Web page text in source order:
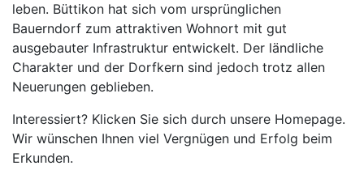
leben. Büttikon hat sich vom ursprünglichen
Bauerndorf zum attraktiven Wohnort mit gut
ausgebauter Infrastruktur entwickelt. Der ländliche
Charakter und der Dorfkern sind jedoch trotz allen
Neuerungen geblieben.
Interessiert? Klicken Sie sich durch unsere Homepage.
Wir wünschen Ihnen viel Vergnügen und Erfolg beim
Erkunden.